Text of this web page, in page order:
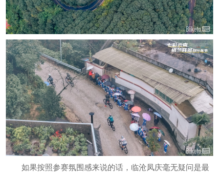
如果按照参赛氛围感来说的话，临沧凤庆毫无疑问是最